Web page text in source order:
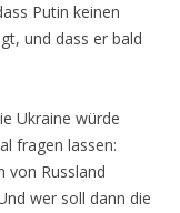
Putin keinen
und dass er bald
Ukraine würde
fragen lassen:
von Russland
wer soll dann die